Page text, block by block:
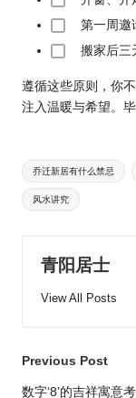
第一周邀
搬家后三
遵循这些原则，你
注入温暖与希望。
Tags:
乔迁新居有什么禁忌
风水讲究
青阳居士
View All Posts
Post
Previous Post
数字‘8’的吉祥寓意